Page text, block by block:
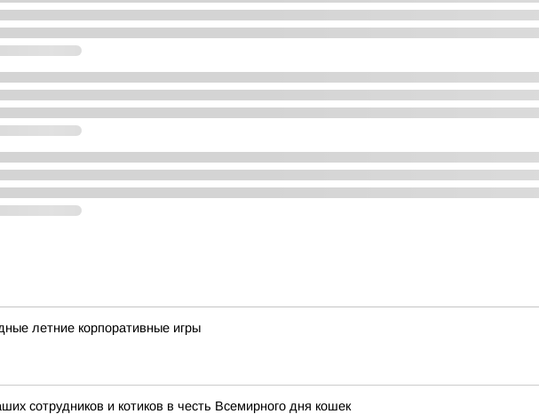
летние корпоративные игры
сотрудников и котиков в честь Всемирного дня кошек